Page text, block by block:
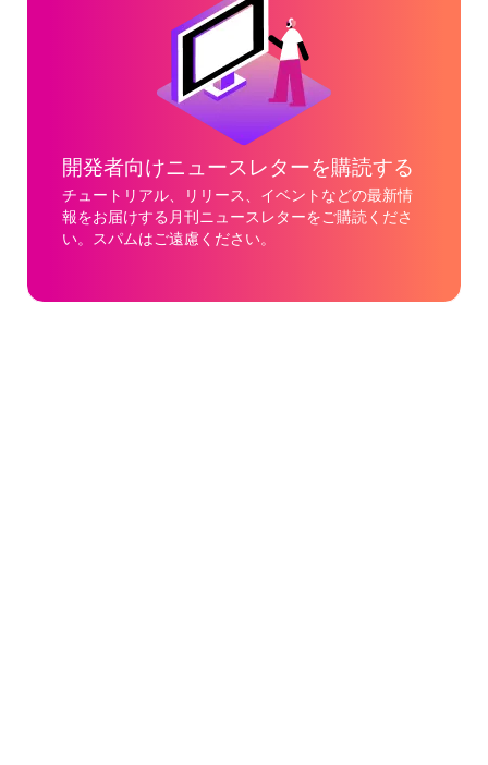
開発者向けニュースレターを購読する
チュートリアル、リリース、イベントなどの最新情
報をお届けする月刊ニュースレターをご購読くださ
い。スパムはご遠慮ください。